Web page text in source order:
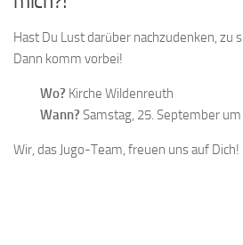
Hast Du Lust darüber nachzudenken, zu
Dann komm vorbei!
Wo? Kirche Wildenreuth
Wann? Samstag, 25. September
Wir, das Jugo-Team, freuen uns auf Dich!